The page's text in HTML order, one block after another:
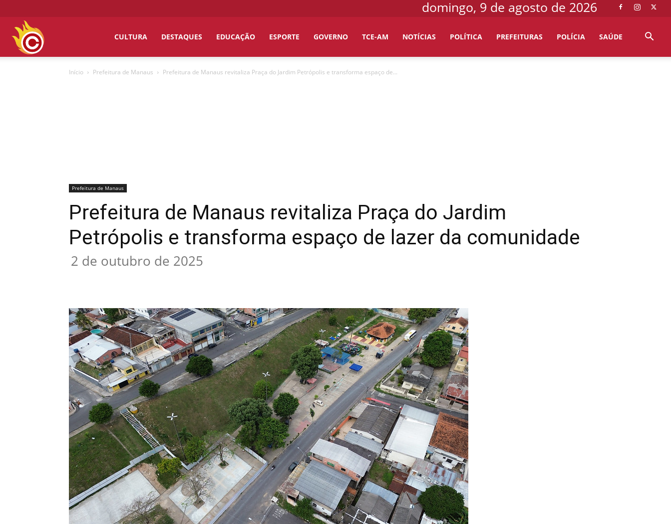
domingo, 9 de agosto de 2026
CULTURA DESTAQUES EDUCAÇÃO ESPORTE GOVERNO TCE-AM NOTÍCIAS POLÍTICA PREFEITURAS POLÍCIA SAÚDE
Início Prefeitura de Manaus Prefeitura de Manaus revitaliza Praça do Jardim Petrópolis e transforma espaço de...
Prefeitura de Manaus
Prefeitura de Manaus revitaliza Praça do Jardim
Petrópolis e transforma espaço de lazer da comunidade
2 de outubro de 2025